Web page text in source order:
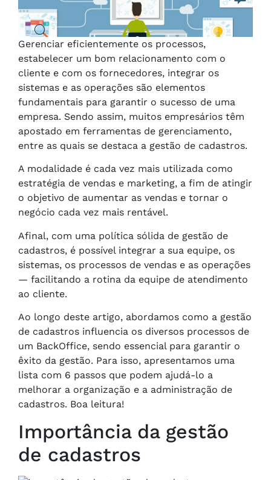
Gerenciar eficientemente os processos,
estabelecer um bom relacionamento com o
cliente e com os fornecedores, integrar os
sistemas e as operações são elementos
fundamentais para garantir o sucesso de uma
empresa. Sendo assim, muitos empresários têm
apostado em ferramentas de gerenciamento,
entre as quais se destaca a gestão de cadastros.
A modalidade é cada vez mais utilizada como
estratégia de vendas e marketing, a fim de atingir
o objetivo de aumentar as vendas e tornar o
negócio cada vez mais rentável.
Afinal, com uma política sólida de gestão de
cadastros, é possível integrar a sua equipe, os
sistemas, os processos de vendas e as operações
— facilitando a rotina da equipe de atendimento
ao cliente.
Ao longo deste artigo, abordamos como a gestão
de cadastros influencia os diversos processos de
um BackOffice, sendo essencial para garantir o
êxito da gestão. Para isso, apresentamos uma
lista com 6 passos que podem ajudá-lo a
melhorar a organização e a administração de
cadastros. Boa leitura!
Importância da gestão
de cadastros